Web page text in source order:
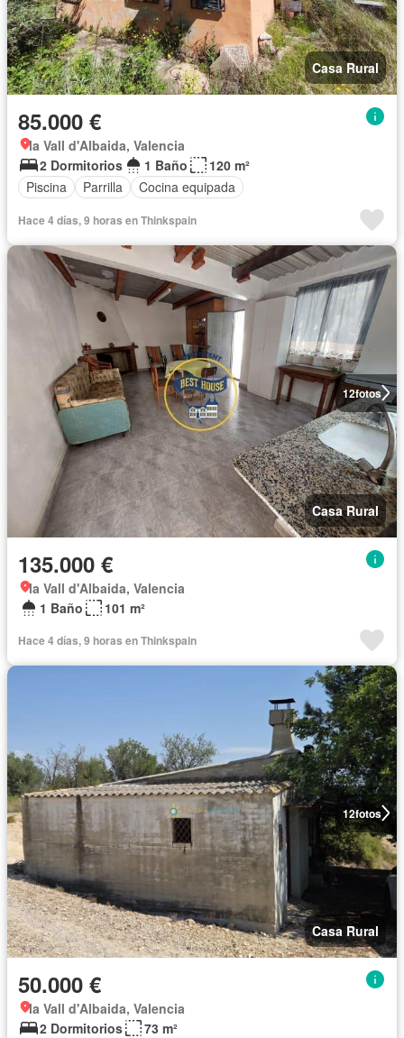
Casa Rural
85.000 €
la Vall d'Albaida, Valencia
2 Dormitorios
1 Baño
120 m²
Piscina
Parrilla Cocina equipada
Hace 4 días, 9 horas en Thinkspain
12fotos
Casa Rural
135.000 €
la Vall d'Albaida, Valencia
1 Baño
101 m²
Hace 4 días, 9 horas en Thinkspain
12fotos
Casa Rural
50.000 €
la Vall d'Albaida, Valencia
2 Dormitorios
73 m²